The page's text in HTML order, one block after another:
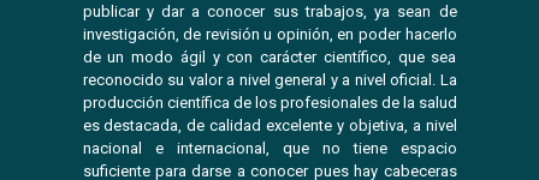
publicar y dar a conocer sus trabajos, ya sean de
investigación, de revisión u opinión, en poder hacerlo
de un modo ágil y con carácter científico, que sea
reconocido su valor a nivel general y a nivel oficial. La
producción científica de los profesionales de la salud
es destacada, de calidad excelente y objetiva, a nivel
nacional e internacional, que no tiene espacio
suficiente para darse a conocer pues hay cabeceras